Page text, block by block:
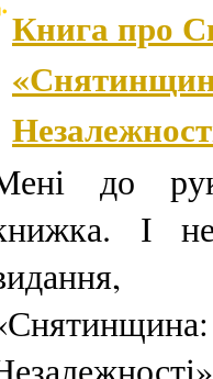
Книга про
до
І